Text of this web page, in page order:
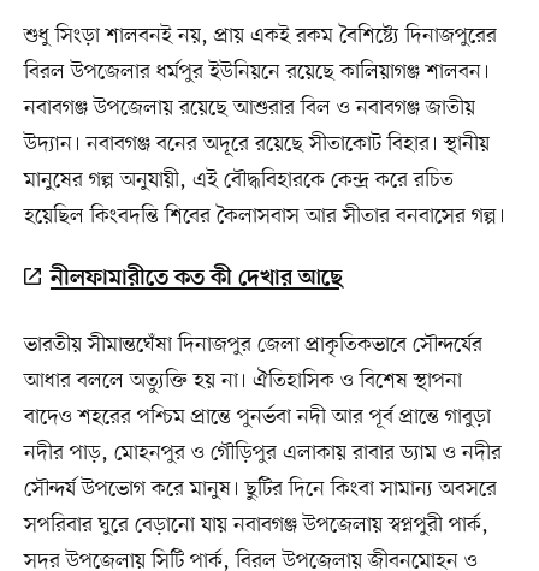
শুধু সিংড়া শালবনই নয়, প্রায় একই রকম বৈশিষ্ট্যে দিনাজপুরের
বিরল উপজেলার ধর্মপুর ইউনিয়নে রয়েছে কালিয়াগঞ্জ শালবন।
নবাবগঞ্জ উপজেলায় রয়েছে আশুরার বিল ও নবাবগঞ্জ জাতীয়
উদ্যান। নবাবগঞ্জ বনের অদূরে রয়েছে সীতাকোট বিহার। স্থানীয়
মানুষের গল্প অনুযায়ী, এই বৌদ্ধবিহারকে কেন্দ্র করে রচিত
হয়েছিল কিংবদন্তি শিবের কৈলাসবাস আর সীতার বনবাসের গল্প।
নীলফামারীতে কত কী দেখার আছে
ভারতীয় সীমান্তঘেঁষা দিনাজপুর জেলা প্রাকৃতিকভাবে সৌন্দর্যের
আধার বললে অত্যুক্তি হয় না। ঐতিহাসিক ও বিশেষ স্থাপনা
বাদেও শহরের পশ্চিম প্রান্তে পুনর্ভবা নদী আর পূর্ব প্রান্তে গাবুড়া
নদীর পাড়, মোহনপুর ও গৌড়িপুর এলাকায় রাবার ড্যাম ও নদীর
সৌন্দর্য উপভোগ করে মানুষ। ছুটির দিনে কিংবা সামান্য অবসরে
সপরিবার ঘুরে বেড়ানো যায় নবাবগঞ্জ উপজেলায় স্বপ্নপুরী পার্ক,
সদর উপজেলায় সিটি পার্ক, বিরল উপজেলায় জীবনমোহন ও